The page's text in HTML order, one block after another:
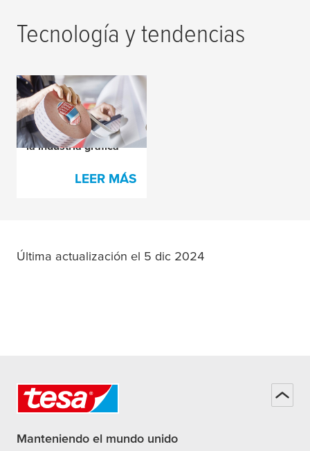
Tecnología y tendencias
Nuestras cintas de
empalme y
complementos para
la industria gráfica
LEER MÁS
Última actualización el 5 dic 2024
Manteniendo el mundo unido